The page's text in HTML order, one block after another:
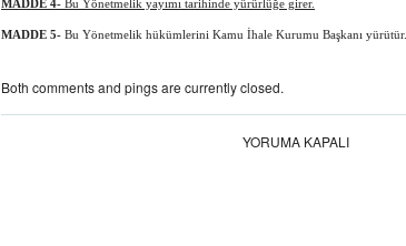
MADDE 4- Bu Yönetmelik yayımı tarihinde yürürlüğe girer.
MADDE 5- Bu Yönetmelik hükümlerini Kamu İhale Kurumu Başkanı yürütür.
Both comments and pings are currently closed.
YORUMA KAPALI